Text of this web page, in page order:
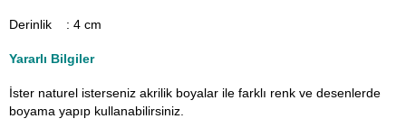
Derinlik : 4 cm
Yararlı Bilgiler
İster naturel isterseniz akrilik boyalar ile farklı renk ve desenlerde
boyama yapıp kullanabilirsiniz.